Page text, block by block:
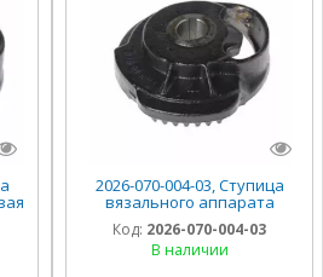
2026-070-004-03, Ступица
вязального аппарата
правая Sipma Z-224
Код: 2026-070-004-03
В наличии